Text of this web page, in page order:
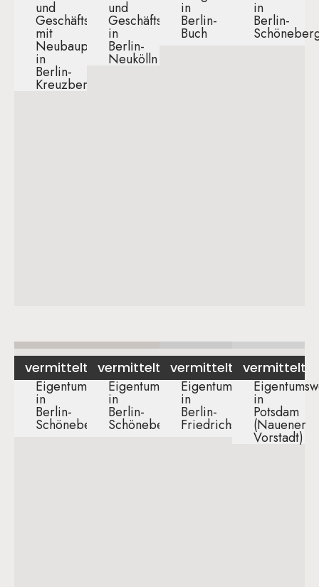
und
Geschäftshaus
mit
Neubaupotential
in
Berlin-
Kreuzberg​
und
Geschäftshaus
in
Berlin-
Neukölln​
in
Berlin-
Buch​
in
Berlin-
vermittelt
Eigentumswohnung
in
Berlin-
Schöneberg​
vermittelt
Eigentumswohnung
in
Berlin-
Schöneberg
vermittelt
Eigentumswohnung
in
Berlin-
Friedrichshain
vermittelt
in
Potsdam
(Nauener
Vorstadt)